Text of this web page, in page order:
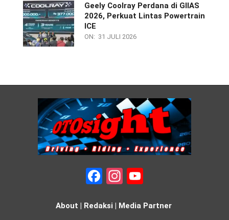
Geely Coolray Perdana di GIIAS
2026, Perkuat Lintas Powertrain
ICE
ON: 31 JULI 2026
Facebook
Instagram
About | Redaksi | Media Partner